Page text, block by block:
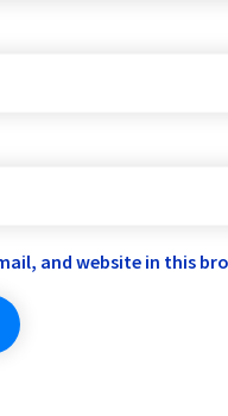
and website in this